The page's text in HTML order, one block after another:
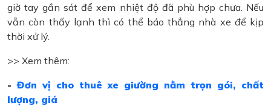
giờ tay gần sát để xem nhiệt độ đã phù hợp chưa. Nếu
vẫn còn thấy lạnh thì có thể báo thẳng nhà xe để kịp
thời xử lý.
>> Xem thêm:
-Đơn vị cho thuê xe giường nằm trọn gói, chất
lượng, giá